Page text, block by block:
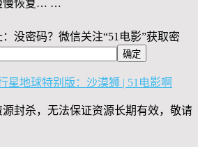
慢恢复… …
没密码？微信关注“51电影”获取密
星地球特别版：沙漠狮 | 51电影啊
封杀，无法保证资源长期有效，敬请